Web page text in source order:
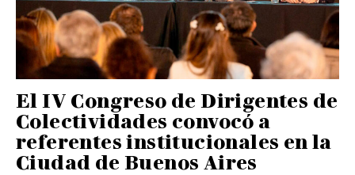
El IV Congreso de Dirigentes de
Colectividades convocó a
referentes institucionales en la
Ciudad de Buenos Aires